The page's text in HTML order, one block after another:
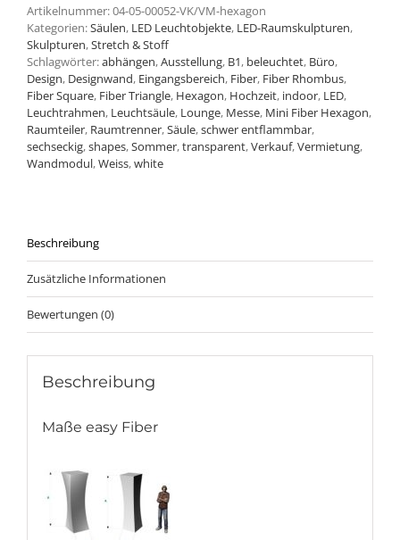
Artikelnummer:04-05-00052-VK/VM-hexagon
Kategorien:Säulen, LED Leuchtobjekte, LED-Raumskulpturen,
Skulpturen,Stretch & Stoff
Schlagwörter:abhängen,Ausstellung, B1, beleuchtet, Büro,
Design, Designwand, Eingangsbereich, Fiber, Fiber Rhombus,
Fiber Square, Fiber Triangle, Hexagon, Hochzeit, indoor, LED,
Leuchtrahmen, Leuchtsäule, Lounge, Messe, Mini Fiber Hexagon,
Raumteiler, Raumtrenner,Säule,schwer entflammbar,
sechseckig,shapes,Sommer,transparent,Verkauf,Vermietung,
Wandmodul,Weiss,white
Beschreibung
Zusätzliche Informationen
Bewertungen (0)
Beschreibung
Maße easy Fiber